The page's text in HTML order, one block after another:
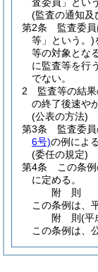
(監査の通知及
第2条
監査委
等」という。)
等の対象とな
に監査等を行
でない。
2
監査等の結
の終了後速や
(公表の方法)
第3条
監査委員
6号)の例による
(委任の規定)
第4条
この条
に定める。
附 則
この条例は、
附 則(平
この条例は、